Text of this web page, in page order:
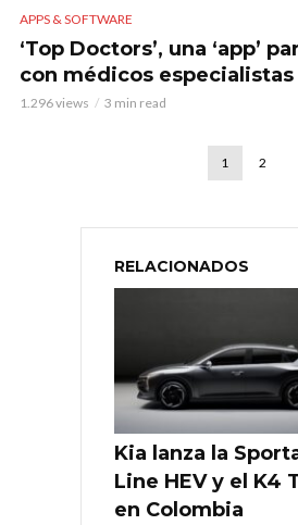
APPS & SOFTWARE
‘Top Doctors’, una ‘app’
con médicos especialistas
1.296 views 3 min read
1 2
RELACIONADOS
Kia lanza la
Line HEV y el K4
en Colombia